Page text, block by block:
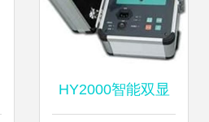
HY2000智能双显